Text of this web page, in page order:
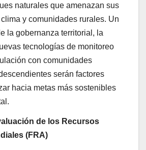
naturales que amenazan sus
y comunidades rurales. Un
la gobernanza territorial, la
tecnologías de monitoreo
con comunidades
serán factores
hacia metas más sostenibles
de los Recursos
(FRA)